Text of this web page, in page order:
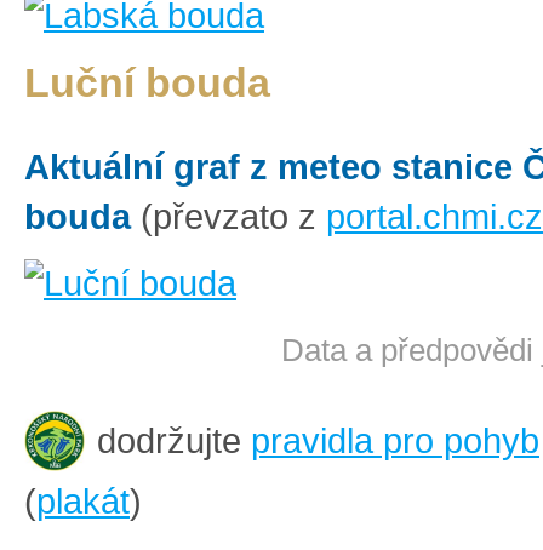
Luční bouda
Aktuální graf z meteo stanice
bouda(převzato z portal.chmi.cz
Data a
dodržujte pravidla pro pohyb
(plakát)